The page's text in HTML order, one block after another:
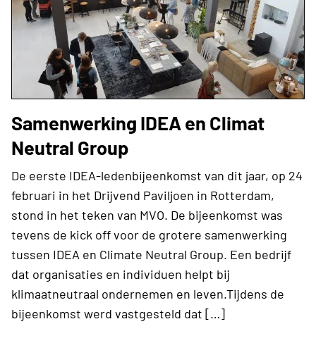
Samenwerking IDEA en Climat
Neutral Group
De eerste IDEA-ledenbijeenkomst van dit jaar, op 24
februari in het Drijvend Paviljoen in Rotterdam,
stond in het teken van MVO. De bijeenkomst was
tevens de kick off voor de grotere samenwerking
tussen IDEA en Climate Neutral Group. Een bedrijf
dat organisaties en individuen helpt bij
klimaatneutraal ondernemen en leven.Tijdens de
bijeenkomst werd vastgesteld dat […]